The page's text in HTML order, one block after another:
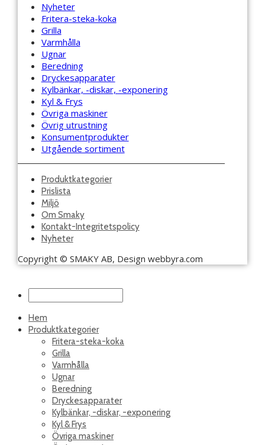
Nyheter
Fritera-steka-koka
Grilla
Varmhålla
Ugnar
Beredning
Dryckesapparater
Kylbänkar, -diskar, -exponering
Kyl & Frys
Övriga maskiner
Övrig utrustning
Konsumentprodukter
Utgående sortiment
Produktkategorier
Prislista
Miljö
Om Smaky
Kontakt-Integritetspolicy
Nyheter
Copyright © SMAKY AB, Design webbyra.com
Hem
Produktkategorier
Fritera-steka-koka
Grilla
Varmhålla
Ugnar
Beredning
Dryckesapparater
Kylbänkar, -diskar, -exponering
Kyl & Frys
Övriga maskiner